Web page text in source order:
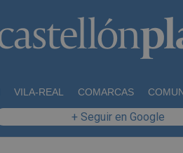
VILA-REAL COMARCAS
+ Seguir en Google